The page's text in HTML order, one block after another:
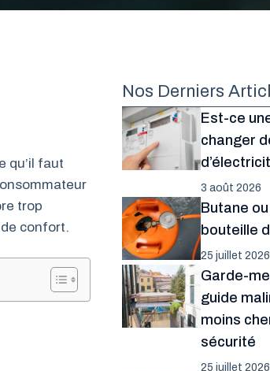
qu’il faut
trop
confort.
Nos Derniers
Est-ce
changer
3 août 2026
Butane
bouteille
25 juillet 2026
Garde-
guide
moins
sécurité
25 juillet 2026